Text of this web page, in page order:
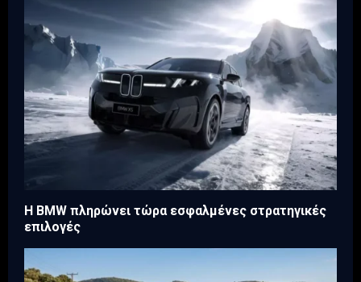
Η BMW πληρώνει τώρα εσφαλμένες στρατηγικές
επιλογές